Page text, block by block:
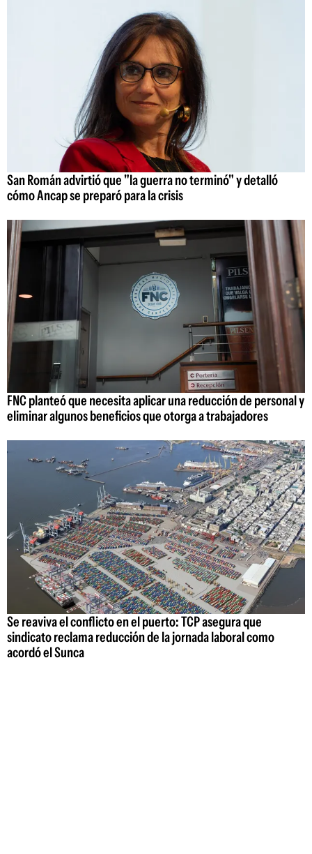
San Román advirtió que "la guerra no terminó" y detalló
cómo Ancap se preparó para la crisis
FNC planteó que necesita aplicar una reducción de personal y
eliminar algunos beneficios que otorga a trabajadores
Se reaviva el conflicto en el puerto: TCP asegura que
sindicato reclama reducción de la jornada laboral como
acordó el Sunca